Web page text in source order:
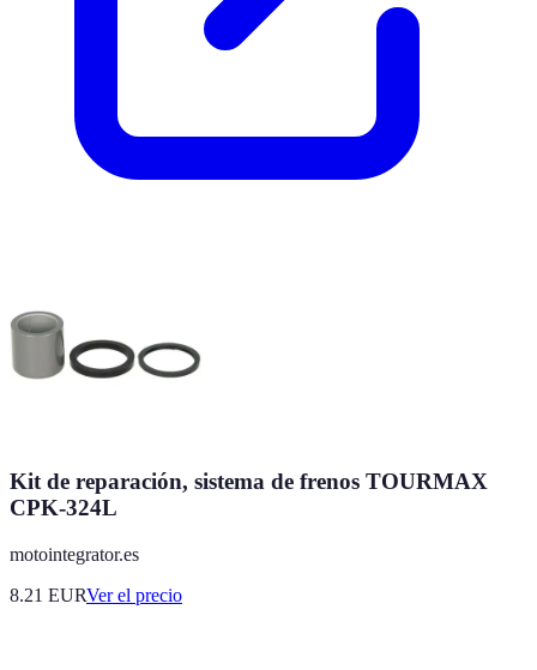
Kit de reparación, sistema de frenos TOURMAX
CPK-324L
motointegrator.es
8.21 EURVer el precio